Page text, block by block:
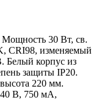
Мощность 30 Вт, св.
CRI98, изменяемый
Белый корпус из
защиты IP20.
220 мм.
В, 750 мА,